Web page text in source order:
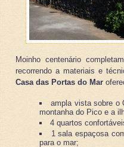
Moinho centenário
recorrendo a materiais e
Casa das Portas do Mar
ampla vista sobre o
montanha do Pico e a
4 quartos
1 sala espaçosa
para o mar;